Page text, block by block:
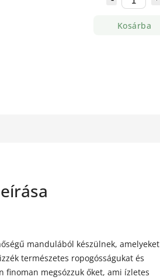
Kosárba
mandulából készülnek, amelyeket
természetes ropogósságukat és
finoman megsózzuk őket, ami ízletes